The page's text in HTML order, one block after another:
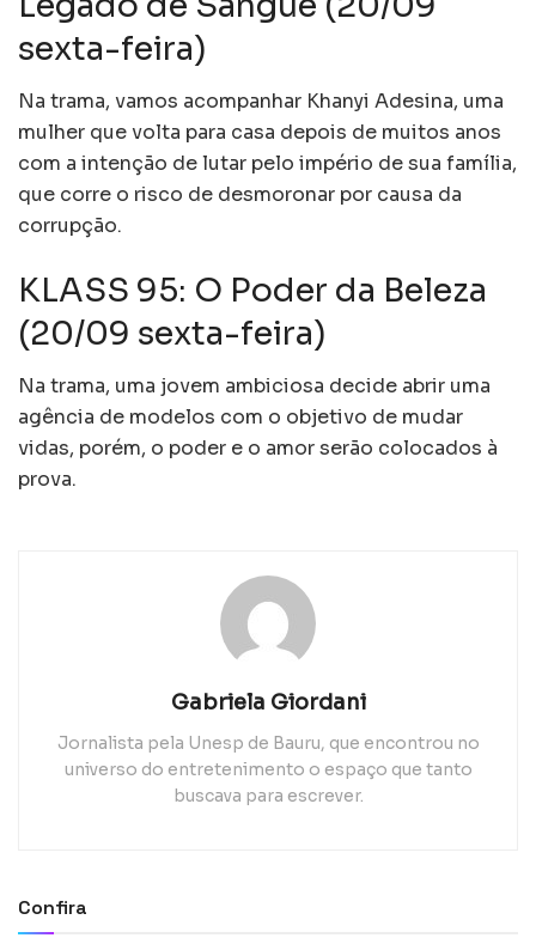
sexta-feira)
Na trama, vamos acompanhar Khanyi Adesina, uma
mulher que volta para casa depois de muitos anos
com a intenção de lutar pelo império de sua família,
que corre o risco de desmoronar por causa da
corrupção.
KLASS 95: O Poder da Beleza
(20/09 sexta-feira)
Na trama, uma jovem ambiciosa decide abrir uma
agência de modelos com o objetivo de mudar
vidas, porém, o poder e o amor serão colocados à
prova.
Gabriela Giordani
Jornalista pela Unesp de Bauru, que encontrou no
universo do entretenimento o espaço que tanto
buscava para escrever.
Confira